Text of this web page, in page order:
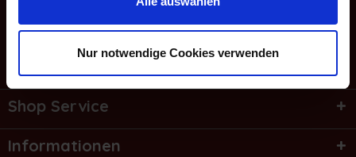
Nur notwendige Cookies verwenden
Service Hotline
Shop Service
Informationen